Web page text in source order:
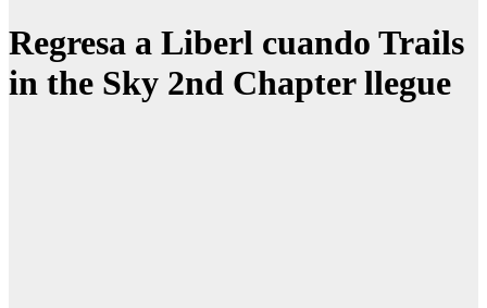
Regresa a Liberl cuando Trails
in the Sky 2nd Chapter llegue